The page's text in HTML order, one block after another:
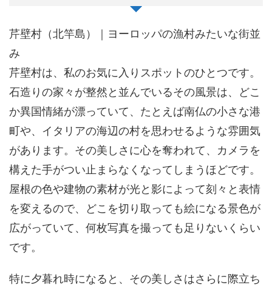
芹壁村（北竿島）｜ヨーロッパの漁村みたいな街並
み
芹壁村は、私のお気に入りスポットのひとつです。
石造りの家々が整然と並んでいるその風景は、どこ
か異国情緒が漂っていて、たとえば南仏の小さな港
町や、イタリアの海辺の村を思わせるような雰囲気
があります。その美しさに心を奪われて、カメラを
構えた手がつい止まらなくなってしまうほどです。
屋根の色や建物の素材が光と影によって刻々と表情
を変えるので、どこを切り取っても絵になる景色が
広がっていて、何枚写真を撮っても足りないくらい
です。
特に夕暮れ時になると、その美しさはさらに際立ち